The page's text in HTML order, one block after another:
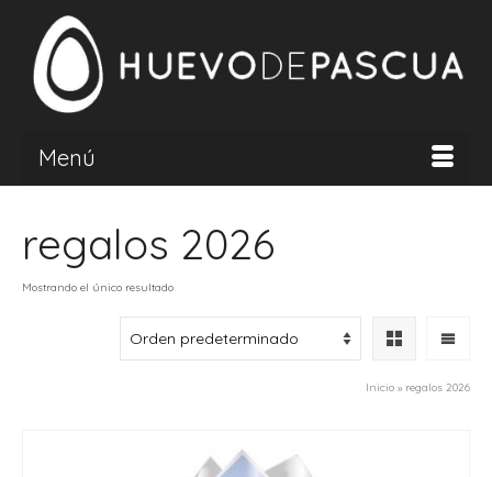
Menú
regalos 2026
Mostrando el único resultado
Inicio » regalos 2026